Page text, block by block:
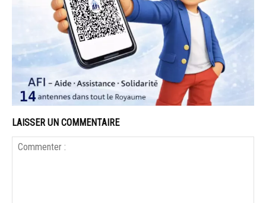
LAISSER UN COMMENTAIRE